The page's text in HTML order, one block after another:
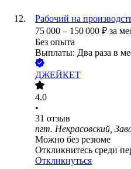
Рабочий на
75 000 – 150 000 ₽ за
Без опыта
Выплаты: Два раза в
ДЖЕЙКЕТ
4.0
•
31 отзыв
пгт. Некрасовский,
Можно без резюме
Откликнитесь среди
Откликнуться